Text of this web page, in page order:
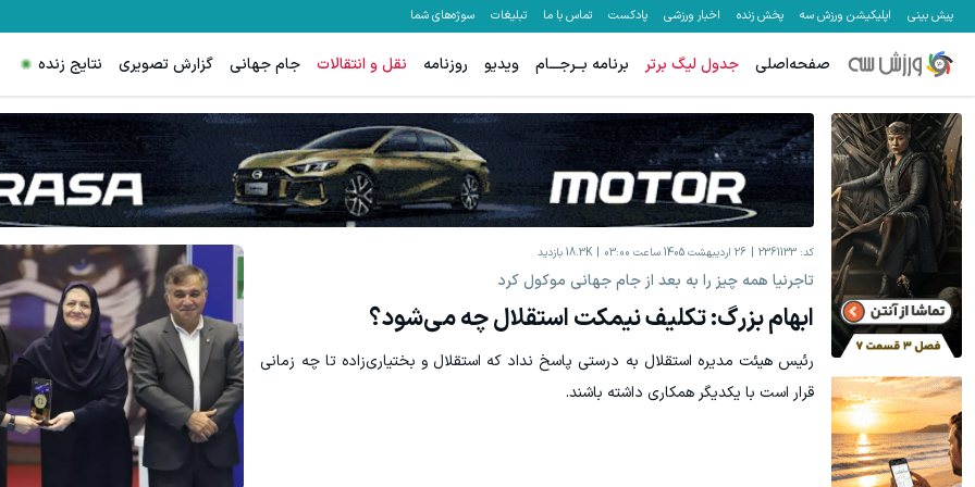
پیش بینی اپلیکیشن ورزش سه پخش زنده اخبار ورزشی پادکست تماس با ما تبلیغات سوژه‌های شما
صفحه‌اصلی جدول لیگ برتر برنامه بــرجـــام ویدیو روزنامه نقل و انتقالات جام جهانی گزارش تصویری نتایج زنده
کد: 2361133 26 اردیبهشت 1405 ساعت 03:00 18.3K بازدید
تاجرنیا همه چیز را به بعد از جام جهانی موکول کرد
ابهام بزرگ: تکلیف نیمکت استقلال چه می‌شود؟
رئیس هیئت مدیره استقلال به درستی پاسخ نداد که استقلال و بختیاری‌زاده تا چه زمانی
قرار است با یکدیگر همکاری داشته باشند.